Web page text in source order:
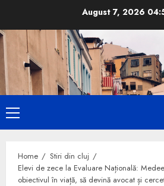
content
August 7, 2026
Primary
Menu
Home
Stiri din cluj
Elevi de zece la Evaluare Națională:
obiectivul în viață, să devină avocat și